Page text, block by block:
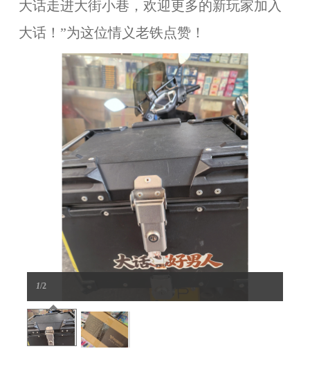
大话走进大街小巷，欢迎更多的新玩家加入
大话！”为这位情义老铁点赞！
1/2